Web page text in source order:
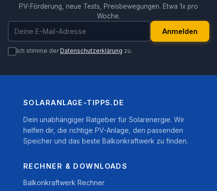
PV-Förderung, neue Tests, Preisbewegungen. Etwa 1x pro
Woche.
E-Mail-Adresse
Anmelden
Ich stimme derDatenschutzerklärung zu.
SOLARANLAGE-TIPPS.DE
Dein unabhängiger Ratgeber für Solarenergie. Wir
helfen dir, die richtige PV-Anlage, den passenden
Speicher und das beste Balkonkraftwerk zu finden.
RECHNER & DOWNLOADS
Balkonkraftwerk Rechner